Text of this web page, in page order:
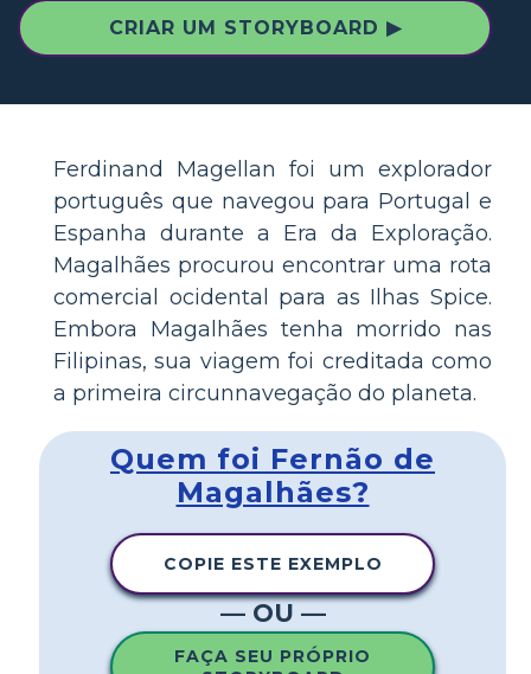
CRIAR UM STORYBOARD ▶
Ferdinand Magellan foi um explorador
português que navegou para Portugal e
Espanha durante a Era da Exploração.
Magalhães procurou encontrar uma rota
comercial ocidental para as Ilhas Spice.
Embora Magalhães tenha morrido nas
Filipinas, sua viagem foi creditada como
a primeira circunnavegação do planeta.
Quem foi Fernão de
Magalhães?
COPIE ESTE EXEMPLO
— OU —
FAÇA SEU PRÓPRIO